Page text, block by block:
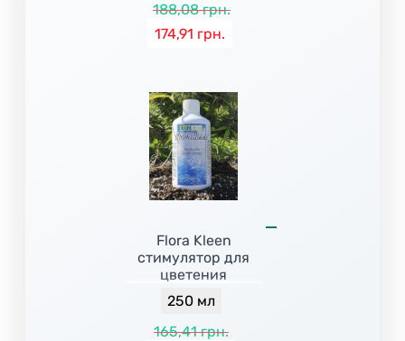
188,08 грн.
174,91 грн.
Flora Kleen
стимулятор для
цветения
250 мл
165,41 грн.